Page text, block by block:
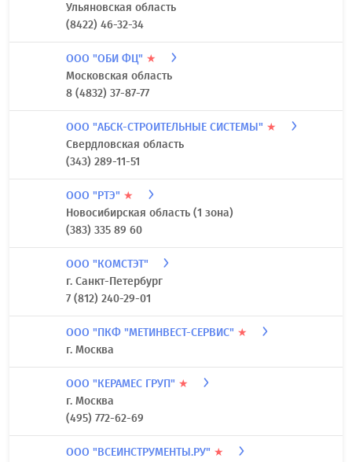
Ульяновская область
(8422) 46-32-34
ООО "ОБИ ФЦ" ★
Московская область
8 (4832) 37-87-77
ООО "АБСК-СТРОИТЕЛЬНЫЕ СИСТЕМЫ" ★
Свердловская область
(343) 289-11-51
ООО "РТЭ" ★
Новосибирская область (1 зона)
(383) 335 89 60
ООО "КОМСТЭТ"
г. Санкт-Петербург
7 (812) 240-29-01
ООО "ПКФ "МЕТИНВЕСТ-СЕРВИС" ★
г. Москва
ООО "КЕРАМЕС ГРУП" ★
г. Москва
(495) 772-62-69
ООО "ВСЕИНСТРУМЕНТЫ.РУ" ★